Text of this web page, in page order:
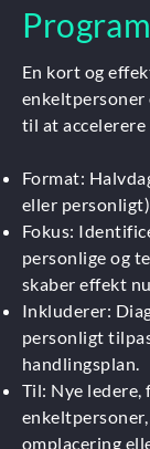
Program
En kort og
enkeltpersoner
til at
Format:
eller personligt)
Fokus:
personlige og
skaber effekt
Inkluderer:
personligt
handlingsplan.
Til: Nye ledere,
omplacering